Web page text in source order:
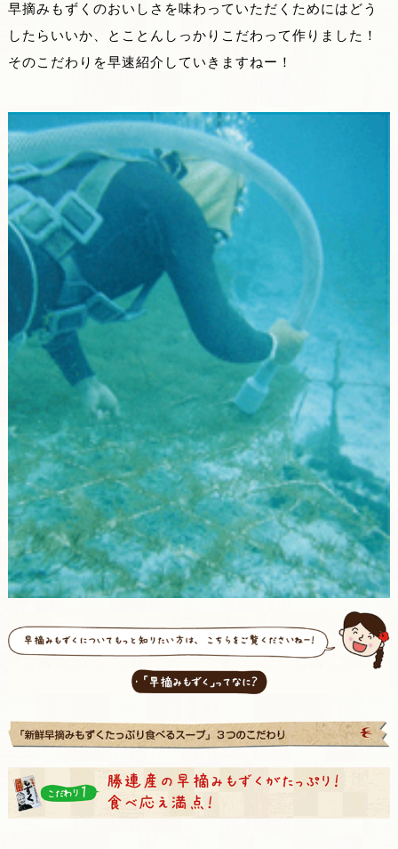
早摘みもずくのおいしさを味わっていただくためにはどう
したらいいか、とことんしっかりこだわって作りました！
そのこだわりを早速紹介していきますねー！